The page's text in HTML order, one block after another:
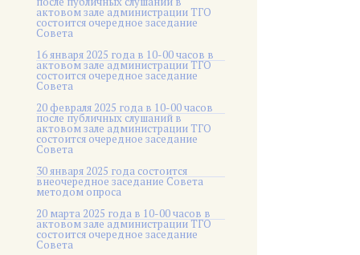
актовом зале администрации ТГО
состоится очередное заседание
Совета
16 января 2025 года в 10-00 часов в
актовом зале администрации ТГО
состоится очередное заседание
Совета
20 февраля 2025 года в 10-00 часов
после публичных слушаний в
актовом зале администрации ТГО
состоится очередное заседание
Совета
30 января 2025 года состоится
внеочередное заседание Совета
методом опроса
20 марта 2025 года в 10-00 часов в
актовом зале администрации ТГО
состоится очередное заседание
Совета